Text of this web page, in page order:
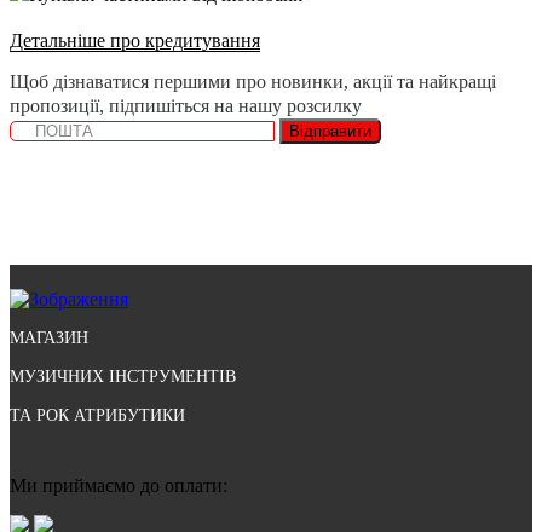
Детальніше про кредитування
Щоб дізнаватися першими про новинки, акції та найкращі
пропозиції, підпишіться на нашу розсилку
Відправити
МАГАЗИН
МУЗИЧНИХ ІНСТРУМЕНТІВ
ТА РОК АТРИБУТИКИ
Ми приймаємо до оплати: